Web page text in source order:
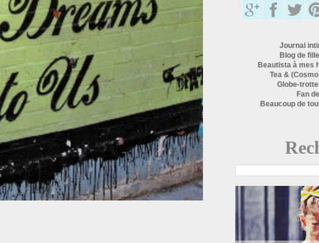
Journal
Blog de
Beautista à mes
Tea &
Globe-
Fan
Beaucoup de